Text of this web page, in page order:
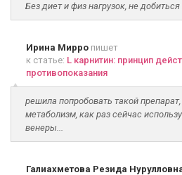
Без диет и физ нагрузок, не
Ирина Мирро пишет
к статье: L карнитин: принцип
противопоказания
решила попробовать такой
метаболизм, как раз сейчас
венеры...
Галиахметова Резида